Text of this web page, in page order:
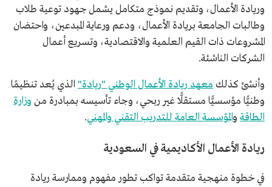
وريادة الأعمال، وتقديم نموذج متكامل يشمل جهود توعية طلاب
وطالبات الجامعة بريادة الأعمال، ودعم ورعاية المبدعين، واحتضان
المشروعات ذات القيم العلمية والاقتصادية، وتسريع أعمال
الشركات الناشئة.
وأنشئ كذلك معهد ريادة الأعمال الوطني "ريادة" الذي يُعد تنظيمًا
وطنيًّا مؤسسيًّا مستقلًّا غير ربحي، وجاء تأسيسه بمبادرة من وزارة
الطاقة والمؤسسة العامة للتدريب التقني والمهني.
ريادة الأعمال الأكاديمية في السعودية
في خطوة منهجية متقدمة تواكب تطور مفهوم وممارسة ريادة